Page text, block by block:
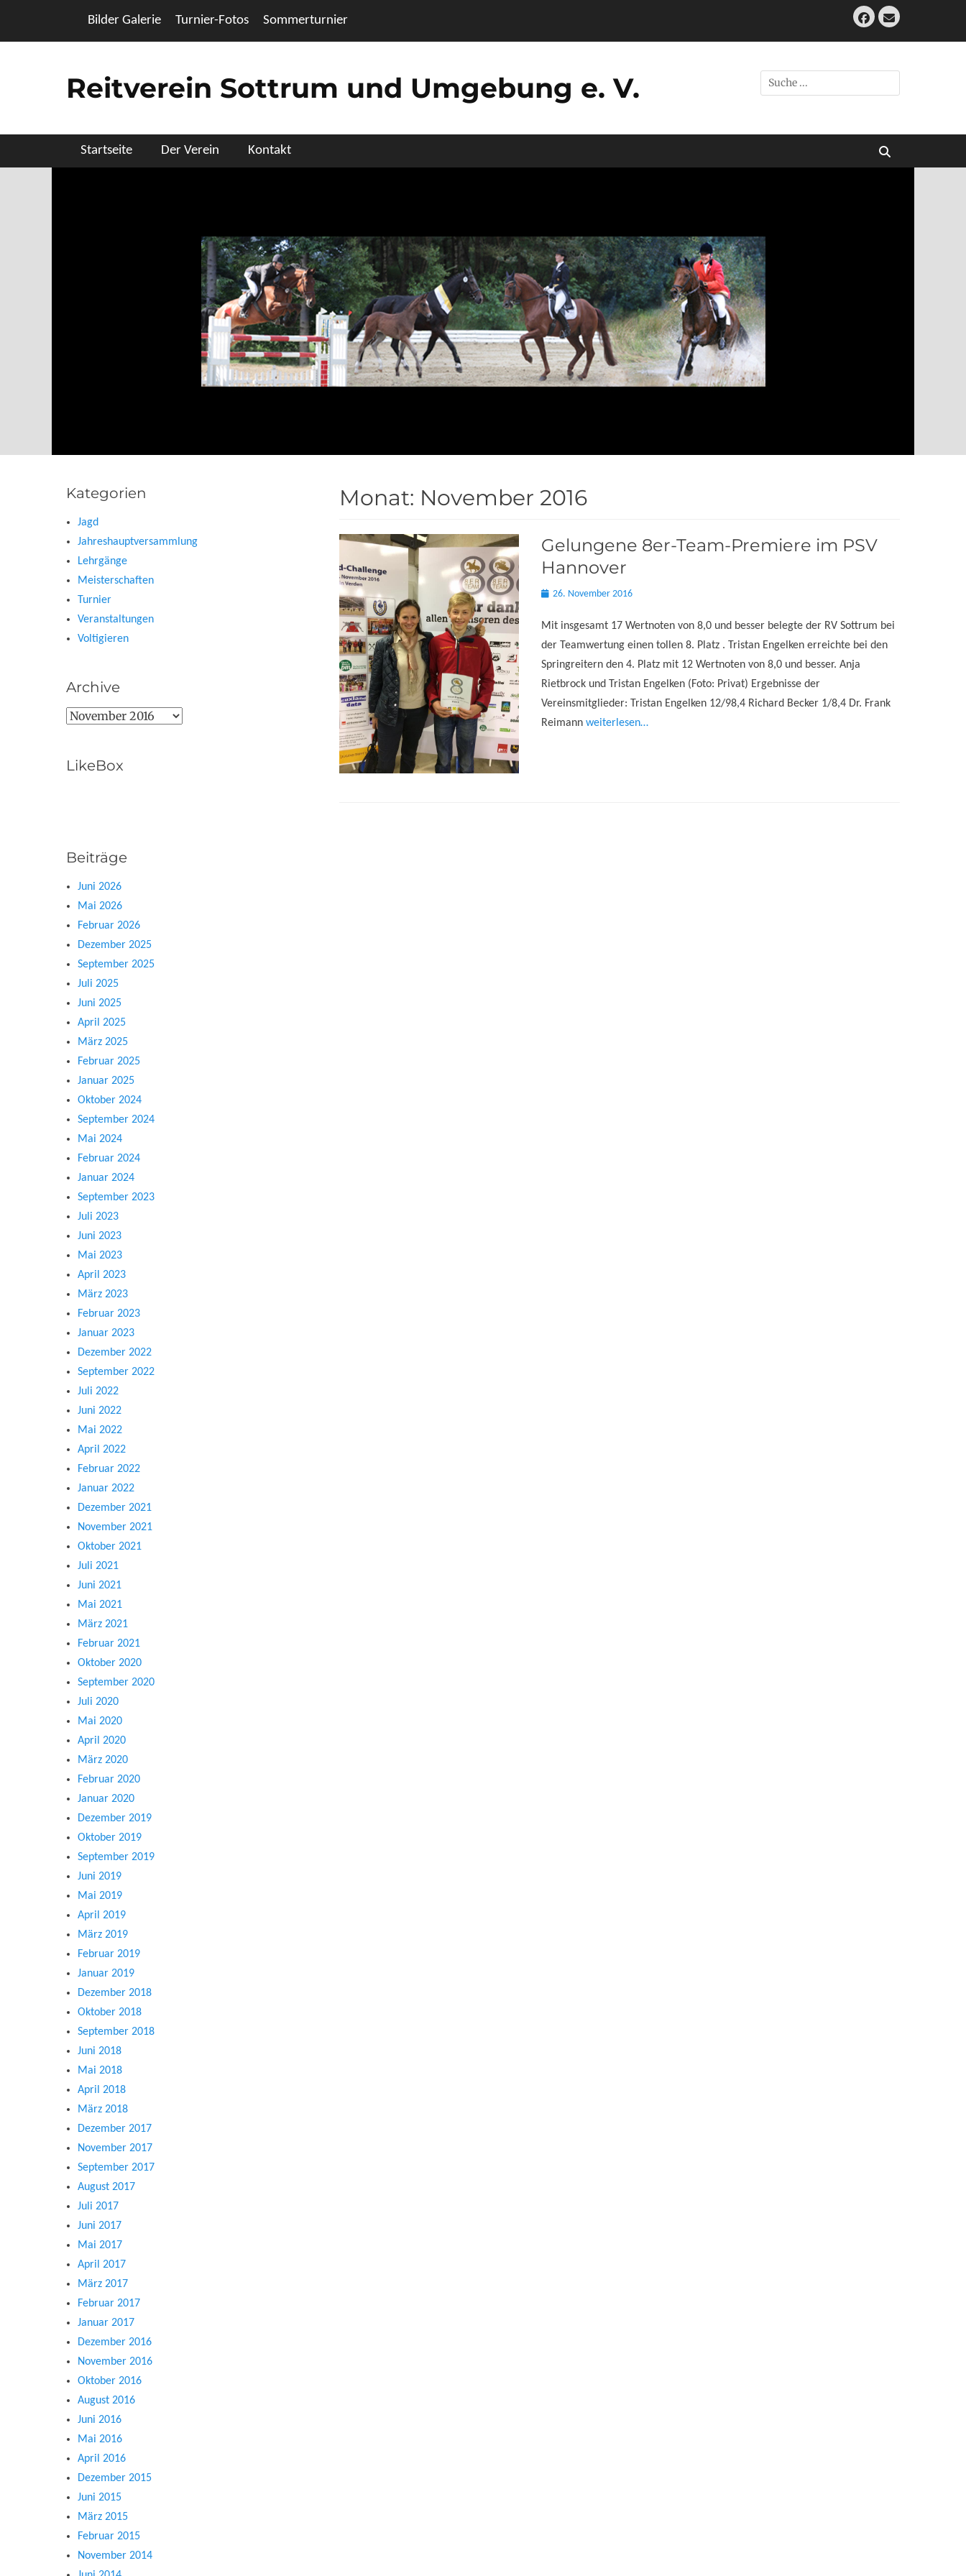
Header Top Menu
Bilder Galerie Turnier-Fotos Sommerturnier Facebook
E-
Mail
Reitverein Sottrum und Umgebung e. V.
Suche
nach:
Primäres Menü
Startseite Der Verein Kontakt
Monat: November 2016
Gelungene 8er-Team-Premiere im PSV
Hannover
Posted26. November 2016
Mit insgesamt 17 Wertnoten von 8,0 und besser belegte der RV Sottrum bei
der Teamwertung einen tollen 8. Platz . Tristan Engelken erreichte bei den
Springreitern den 4. Platz mit 12 Wertnoten von 8,0 und besser. Anja
Rietbrock und Tristan Engelken (Foto: Privat) Ergebnisse der
Vereinsmitglieder: Tristan Engelken 12/98,4 Richard Becker 1/8,4 Dr. Frank
Reimann weiterlesen…
Kategorien
Jagd
Jahreshauptversammlung
Lehrgänge
Meisterschaften
Turnier
Veranstaltungen
Voltigieren
Archive
Archive
LikeBox
Beiträge
Juni 2026
Mai 2026
Februar 2026
Dezember 2025
September 2025
Juli 2025
Juni 2025
April 2025
März 2025
Februar 2025
Januar 2025
Oktober 2024
September 2024
Mai 2024
Februar 2024
Januar 2024
September 2023
Juli 2023
Juni 2023
Mai 2023
April 2023
März 2023
Februar 2023
Januar 2023
Dezember 2022
September 2022
Juli 2022
Juni 2022
Mai 2022
April 2022
Februar 2022
Januar 2022
Dezember 2021
November 2021
Oktober 2021
Juli 2021
Juni 2021
Mai 2021
März 2021
Februar 2021
Oktober 2020
September 2020
Juli 2020
Mai 2020
April 2020
März 2020
Februar 2020
Januar 2020
Dezember 2019
Oktober 2019
September 2019
Juni 2019
Mai 2019
April 2019
März 2019
Februar 2019
Januar 2019
Dezember 2018
Oktober 2018
September 2018
Juni 2018
Mai 2018
April 2018
März 2018
Dezember 2017
November 2017
September 2017
August 2017
Juli 2017
Juni 2017
Mai 2017
April 2017
März 2017
Februar 2017
Januar 2017
Dezember 2016
November 2016
Oktober 2016
August 2016
Juni 2016
Mai 2016
April 2016
Dezember 2015
Juni 2015
März 2015
Februar 2015
November 2014